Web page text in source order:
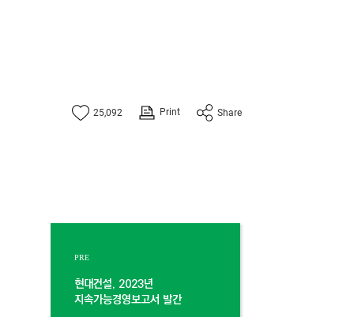
25,092 Print Share
PRE
현대건설, 2023년
지속가능경영보고서 발간